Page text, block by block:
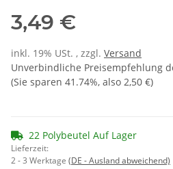
3,49 €
inkl. 19% USt. , zzgl. Versand
Unverbindliche Preisempfehlung
(Sie sparen 41.74%, also 2,50 €)
22 Polybeutel Auf Lager
Lieferzeit:
2 - 3 Werktage (DE - Ausland abweichend)